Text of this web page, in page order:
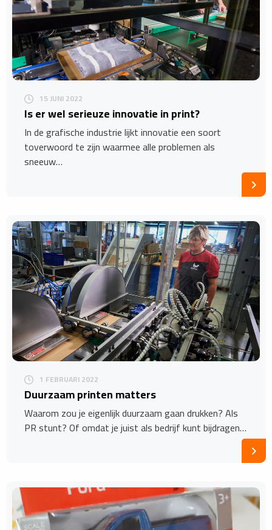
15 JUNI 2022
Is er wel serieuze innovatie in print?
In de grafische industrie lijkt innovatie een soort
toverwoord te zijn waarmee alle problemen als
sneeuw…
1 FEBRUARI 2022
Duurzaam printen matters
Waarom zou je eigenlijk duurzaam gaan drukken? Als
PR stunt? Of omdat je juist als bedrijf kunt bijdragen…